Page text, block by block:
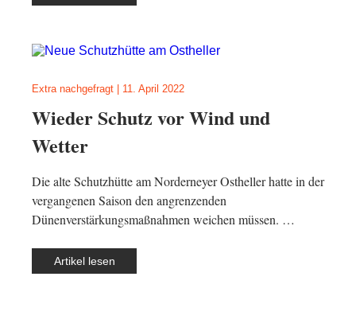
Extra nachgefragt 11. April 2022
Wieder Schutz vor Wind und
Wetter
Die alte Schutzhütte am Norderneyer Ostheller hatte in der
vergangenen Saison den angrenzenden
Dünenverstärkungsmaßnahmen weichen müssen. …
Artikel lesen